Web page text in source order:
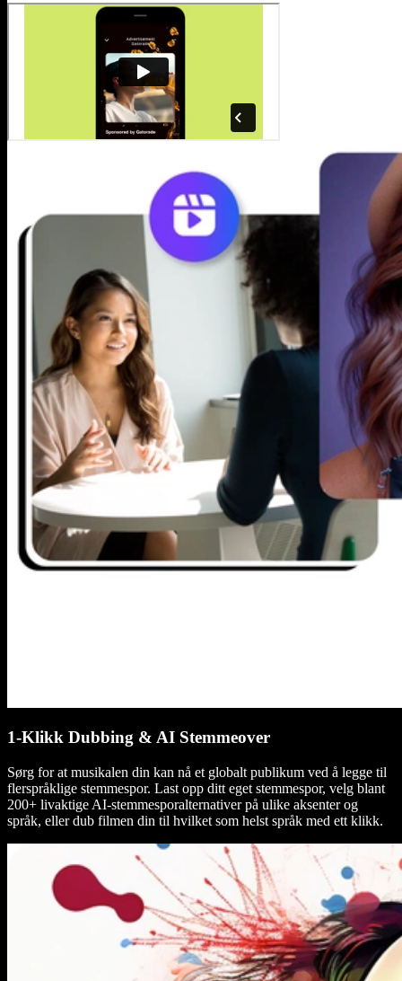
1-Klikk Dubbing & AI Stemmeover
Sørg for at musikalen din kan nå et globalt publikum ved å legge til
flerspråklige stemmespor. Last opp ditt eget stemmespor, velg blant
200+ livaktige AI-stemmesporalternativer på ulike aksenter og
språk, eller dub filmen din til hvilket som helst språk med ett klikk.